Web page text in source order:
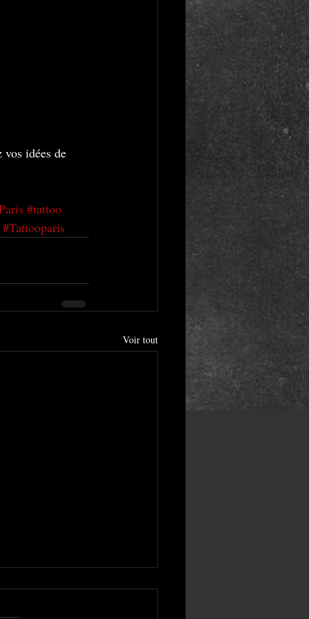
idées de
#tattoo
#Tattooparis
Voir tout